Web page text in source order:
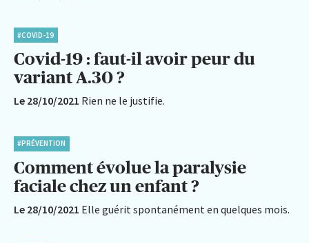
#COVID-19
Covid-19 : faut-il avoir peur du
variant A.30 ?
Le 28/10/2021 Rien ne le justifie.
#PRÉVENTION
Comment évolue la paralysie
faciale chez un enfant ?
Le 28/10/2021 Elle guérit spontanément en quelques mois.